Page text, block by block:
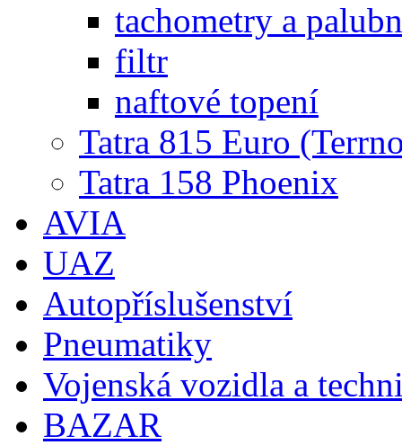
tachometry a
filtr
naftové topení
Tatra 815 Euro
Tatra 158 Phoenix
AVIA
UAZ
Autopříslušenství
Pneumatiky
Vojenská vozidla a
BAZAR